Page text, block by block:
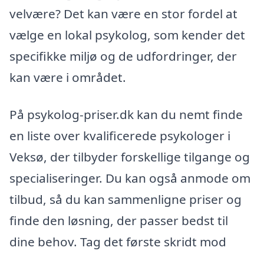
velvære? Det kan være en stor fordel at
vælge en lokal psykolog, som kender det
specifikke miljø og de udfordringer, der
kan være i området.
På psykolog-priser.dk kan du nemt finde
en liste over kvalificerede psykologer i
Veksø, der tilbyder forskellige tilgange og
specialiseringer. Du kan også anmode om
tilbud, så du kan sammenligne priser og
finde den løsning, der passer bedst til
dine behov. Tag det første skridt mod